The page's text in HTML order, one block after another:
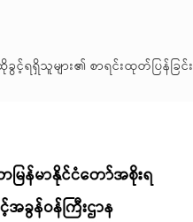
ရှိသူများ၏ စာရင်းထုတ်ပြန်ခြင်း